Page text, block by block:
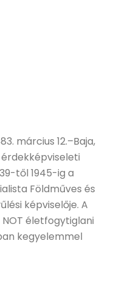
március 12.–Baja,
től 1945-ig a
Földműves és
képviselője. A
életfogytiglani
kegyelemmel